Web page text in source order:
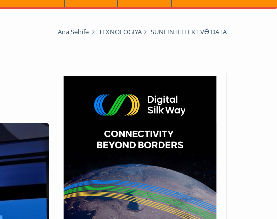
Ana Səhifə TEXNOLOGİYA SÜNİ İNTELLEKT VƏ DATA